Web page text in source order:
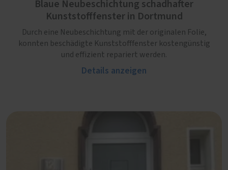
Blaue Neubeschichtung schadhafter
Kunststofffenster in Dortmund
Durch eine Neubeschichtung mit der originalen Folie,
konnten beschädigte Kunststofffenster kostengünstig
und effizient repariert werden.
Details anzeigen